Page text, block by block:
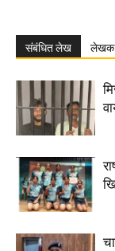
संबंधित लेख लेखक